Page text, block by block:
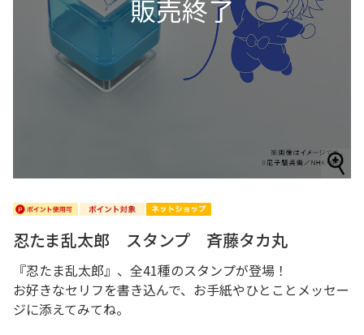
忍たま乱太郎 スタンプ 斉藤タカ丸
『忍たま乱太郎』、全41種のスタンプが登場！
お好きなセリフを書き込んで、お手紙やひとことメッセー
ジに添えてみてね。